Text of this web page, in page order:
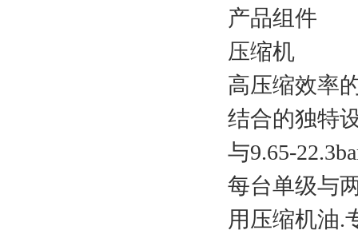
产品组件
压缩机
高压缩效率
结合的独特
与9.65-
每台单级与
用压缩机油.